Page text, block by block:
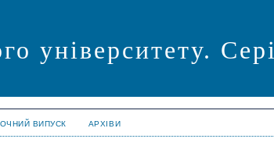
університету.
ВИПУСК АРХІВИ